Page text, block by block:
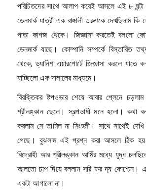
পরিচিতদের সাথে আলাপ করেই আসলে এই ৮
ডেনমার্ক যাত্রী এক বাঙ্গালী তরুণকে দেখছিলাম
পাতা কাগজ থেকে। জিজ্ঞাসা করতেই বললো
ডেনমার্ক যাছে। কোম্পানি সম্পর্কে বিস্তারিত
থেকে, ড্যানিশ এয়ারপোর্টে জিজ্ঞাসা করলে
যাচ্ছিলো এক দালালের মাধ্যমে।
বিরক্তিকর ষ্টপওভার শেষে আবার প্লেনে
শ্রীলঙ্কান ছেলে। স্বল্পভাষী মনে হলো। কথা
করলাম সে তামিল না সিংহলী। সাথে সাথেই
গেছে। বুঝলাম এই প্রশ্ন করা আসলে ঠিক হয়
বিদ্রোহী আর শ্রীলঙ্কান আর্মির মধ্যে যুদ্ধ
আলতো চাপ দিয়ে বললাম সরি ফর দ্য কোশ্চেন।
একটা আগালো না।